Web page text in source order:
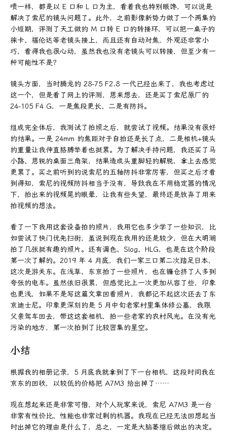
喷一样，都是以 E 口和 L 口为主，看着我也特别眼馋，可以说是
解决了索尼的镜头问题了。此外，之前影像新势力做了一个两集的
小短期，评测了天工做的 M 口转 E 口的转接环，可以把一桌子的
徕卡、福伦达等老镜头接上，而且还有自动对焦，外观还非常小
巧，看得我也很心动，虽然我也没有老镜头可以转接，但至少有一
种可能性不是？
镜头方面，当时腾龙的 28-75 F2.8 一代已经出来了，我也考虑过
这一个，但是看了网上的评测，思来想去，还是买了索尼原厂的
24-105 F4 G，一是焦段更长、二是有防抖。
组成完全体后，我测试了拍照之后，就尝试了视频。结果没有很好
的结果。一是 24mm 的焦距对于自拍还是长了点，二是相机+镜头
的重量让我伸直胳膊举着也挺累。为了解决手持问题，我还买了马
小路、思锐的桌面三角架，结果造成头重脚轻的解脱，拿上去感觉
更累了。买之前听到的说索尼的五轴防抖非常厉害，但买之后才看
到得知，索尼的视频防抖相当于没有，导致我在不用稳定器的情况
下，拍出来的视频晃的眼晕，让我有些失望，最终还是放弃了用来
拍视频的想法。
看了一下我用这套设备拍的照片，我用它也多少学了一些知识，比
如尝试了快门优先扫街，虽说到现在我用的还是较少，但在大明湖
拍了几张挺有趣的照片。还有调色、Slog、HLG，也是在这个阶段
第一次了解的。2019 年 4 月底，我们一家三口第二次踏足日本，
这次是游关东。在浅草、东京拍了一些照片，也在镰仓挤了人多到
夸张的电车。虽然依旧很累，但感觉比上一次更加从容了些，印象
也更浅，如果不是写这篇文章回看照片，我都记不起这次还去了东
京迪士尼。印象更深刻的是 5 月中旬老家村里集体修公墓，我跟
父亲驾车回去，带这这套相机，拍一些老家的农村风光。在没有光
污染的地方，第一次拍到了比较密集的星空。
小结
根据我的相册记录，5 月底我就拿到了下一台相机，这段时间我在
京东的回收，以较低的价格把 A7M3 给出掉了……
现在想起来还是非常可惜，对个人玩家来说，索尼 A7M3 是一台
非常有性价比、性能也非常过剩的机器。我现在已经无法回想起当
时出掉它的理由是什么了，总之，一定是大脑萎缩后做出的决定。